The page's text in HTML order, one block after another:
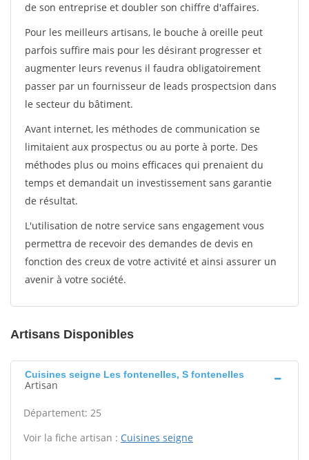
de son entreprise et doubler son chiffre d'affaires.
Pour les meilleurs artisans, le bouche à oreille peut
parfois suffire mais pour les désirant progresser et
augmenter leurs revenus il faudra obligatoirement
passer par un fournisseur de leads prospectsion dans
le secteur du bâtiment.
Avant internet, les méthodes de communication se
limitaient aux prospectus ou au porte à porte. Des
méthodes plus ou moins efficaces qui prenaient du
temps et demandait un investissement sans garantie
de résultat.
L'utilisation de notre service sans engagement vous
permettra de recevoir des demandes de devis en
fonction des creux de votre activité et ainsi assurer un
avenir à votre société.
Artisans Disponibles
Cuisines seigne Les fontenelles, S fontenelles
Artisan
Département: 25
Voir la fiche artisan : Cuisines seigne